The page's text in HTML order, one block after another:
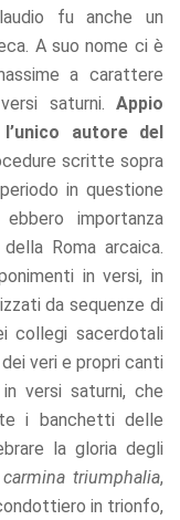
fu anche un
A suo nome ci è
a carattere
saturni. Appio
autore del
scritte sopra
in questione
importanza
Roma arcaica.
in versi, in
da sequenze di
collegi sacerdotali
veri e propri canti
versi saturni, che
i banchetti delle
la gloria degli
carmina triumphalia,
in trionfo,